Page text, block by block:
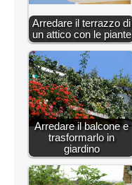
Arredare il terrazzo di
un attico con le piante
Arredare il balcone e
trasformarlo in
giardino